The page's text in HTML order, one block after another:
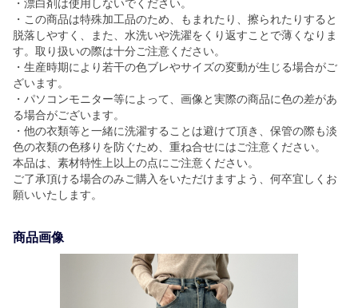
・漂白剤は使用しないでください。
・この商品は特殊加工品のため、もまれたり、擦られたりすると
脱落しやすく、また、水洗いや洗濯をくり返すことで薄くなりま
す。取り扱いの際は十分ご注意ください。
・生産時期により若干の色ブレやサイズの変動が生じる場合がご
ざいます。
・パソコンモニター等によって、画像と実際の商品に色の差があ
る場合がございます。
・他の衣類等と一緒に洗濯することは避けて頂き、保管の際も淡
色の衣類の色移りを防ぐため、重ね合せにはご注意ください。
本品は、素材特性上以上の点にご注意ください。
ご了承頂ける場合のみご購入をいただけますよう、何卒宜しくお
願いいたします。
商品画像